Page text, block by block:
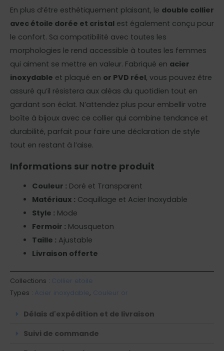
En plus d’être esthétiquement plaisant, le double collier
avec étoile dorée et cristal est également conçu pour
le confort. Sa compatibilité avec toutes les
morphologies le rend accessible à toutes les femmes
qui aiment se mettre en valeur. Fabriqué en acier
inoxydable et plaqué en or PVD réel, vous pouvez être
assuré qu’il résistera aux aléas du quotidien tout en
gardant son éclat. N’attendez plus pour embellir votre
boîte à bijoux avec ce collier qui combine tendance et
durabilité, parfait pour faire une déclaration de style
tout en restant à l’aise.
Informations sur notre produit
Couleur : Doré et Transparent
Matériaux : Coquillage et Acier Inoxydable
Style : Mode
Fermoir : Mousqueton
Taille : Ajustable
Livraison offerte
Collections : Collier etoile
Types : Acier inoxydable, Couleur or
Délais d'expédition et de livraison
Suivi de commande